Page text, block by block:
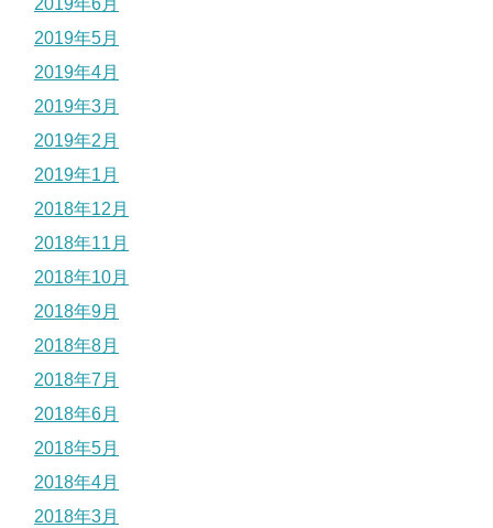
2019年6月
2019年5月
2019年4月
2019年3月
2019年2月
2019年1月
2018年12月
2018年11月
2018年10月
2018年9月
2018年8月
2018年7月
2018年6月
2018年5月
2018年4月
2018年3月